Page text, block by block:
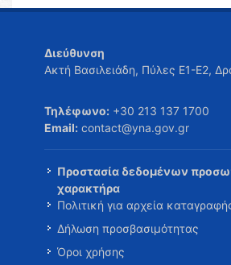
Διεύθυνση
Ακτή Βασιλειάδη, Πύλες Ε1-Ε2,
Τηλέφωνο: +30 213 137 1700
Email: contact@yna.gov.gr
Προστασία δεδομένων
χαρακτήρα
Πολιτική για αρχεία
Δήλωση προσβασιμότητας
Όροι χρήσης